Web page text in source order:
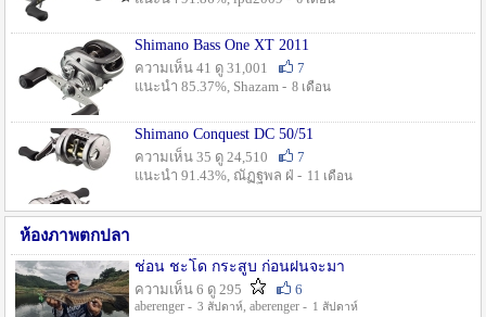
Shimano Bass One XT 2011
ความเห็น 41 ดู 31,001
7
แนะนำ 85.37%, Shazam - 8 เดือน
Shimano Conquest DC 50/51
ความเห็น 35 ดู 24,510
7
แนะนำ 91.43%, ณัฏฐพล ฝ่ - 11 เดือน
ห้องภาพตกปลา
ช่อน ชะโด กระสูบ ก่อนฝนจะมา
ความเห็น 6 ดู 295
6
aberenger - 3 สัปดาห์, aberenger - 1 สัปดาห์